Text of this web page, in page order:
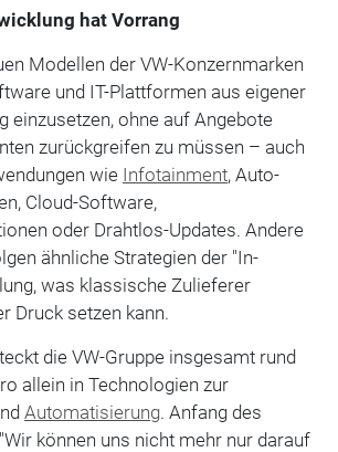
hat Vorrang
Modellen der VW-Konzernmarken
und IT-Plattformen aus eigener
einzusetzen, ohne auf Angebote
zurückgreifen zu müssen – auch
wie Infotainment, Auto-
Cloud-Software,
oder Drahtlos-Updates. Andere
ähnliche Strategien der "In-
was klassische Zulieferer
Druck setzen kann.
die VW-Gruppe insgesamt rund
allein in Technologien zur
Automatisierung. Anfang des
können uns nicht mehr nur darauf